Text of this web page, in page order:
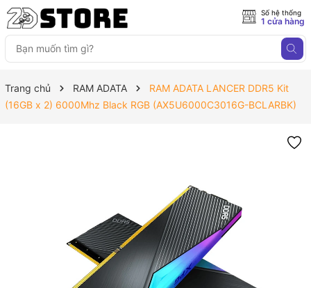
Số hệ thống
1 cửa hàng
Trang chủ RAM ADATA
RAM ADATA LANCER DDR5 Kit
(16GB x 2) 6000Mhz Black RGB (AX5U6000C3016G-BCLARBK)